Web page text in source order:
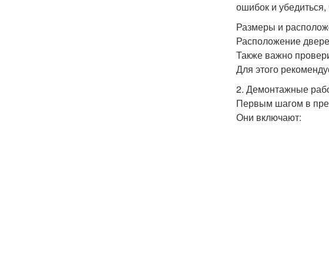
ошибок и
Размеры и
Расположение
Также важно
Для этого
2. Демонтажные
Первым шагом в
Они включают: